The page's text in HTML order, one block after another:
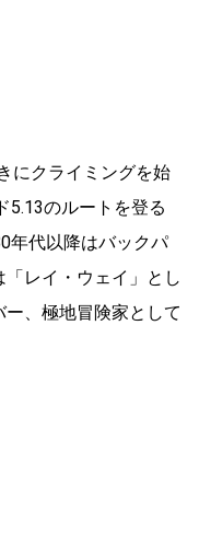
にクライミングを始
5.13のルートを登る
年代以降はバックパ
レイ・ウェイ」とし
、極地冒険家として